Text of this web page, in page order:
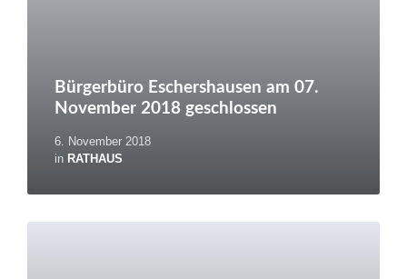
Bürgerbüro Eschershausen am 07.
November 2018 geschlossen
6. November 2018
in RATHAUS